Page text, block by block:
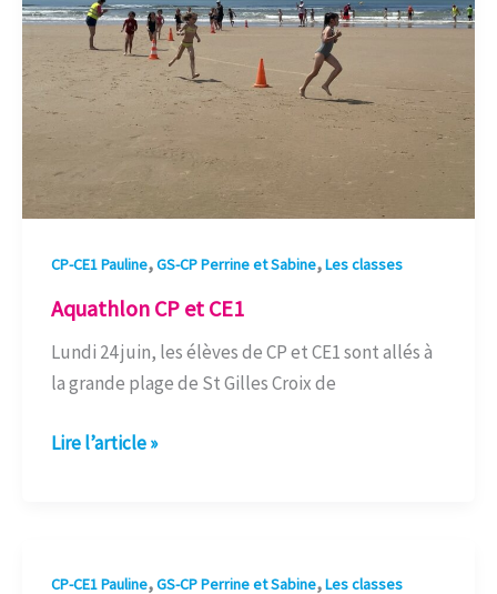
CP-CE1 Pauline,GS-CP Perrine et Sabine,Les classes
Aquathlon CP et CE1
Lundi 24 juin, les élèves de CP et CE1 sont allés à
la grande plage de St Gilles Croix de
Lire l’article »
CP-CE1 Pauline,GS-CP Perrine et Sabine,Les classes
Séances